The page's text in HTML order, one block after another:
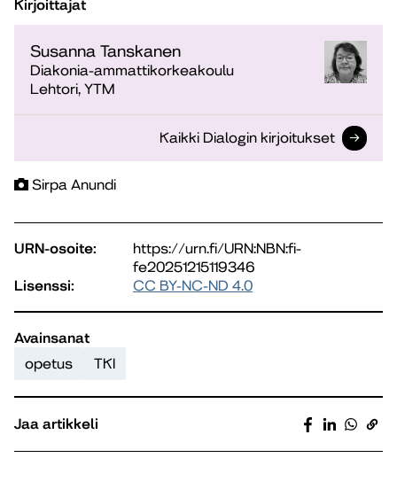
Kirjoittajat
Susanna Tanskanen
Diakonia-ammattikorkeakoulu
Lehtori, YTM
Kaikki Dialogin kirjoitukset
Sirpa Anundi
URN-osoite:
https://urn.fi/URN:NBN:fi-
fe20251215119346
Lisenssi:
CC BY-NC-ND 4.0
Avainsanat
opetus
TKI
Jaa artikkeli